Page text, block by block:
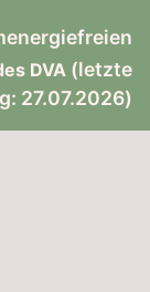
DVA (letzte
27.07.2026)